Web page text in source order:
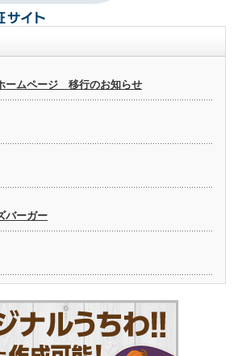
ームページ 移行のお知らせ
バーガー